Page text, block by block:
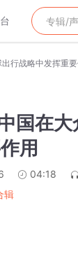
行战略中发挥重
国在
用
04:18
辑